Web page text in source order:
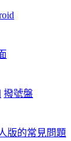
撥號盤
版的常見問題